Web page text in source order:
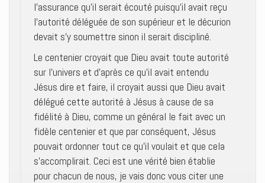
l’assurance qu’il serait écouté puisqu’il avait reçu
l’autorité déléguée de son supérieur et le décurion
devait s’y soumettre sinon il serait discipliné.
Le centenier croyait que Dieu avait toute autorité
sur l’univers et d’après ce qu’il avait entendu
Jésus dire et faire, il croyait aussi que Dieu avait
délégué cette autorité à Jésus à cause de sa
fidélité à Dieu, comme un général le fait avec un
fidèle centenier et que par conséquent, Jésus
pouvait ordonner tout ce qu’il voulait et que cela
s’accomplirait. Ceci est une vérité bien établie
pour chacun de nous, je vais donc vous citer une